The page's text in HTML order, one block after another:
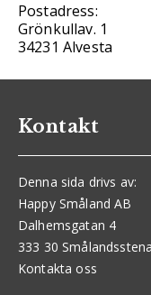
Postadress:
Grönkullav. 1
34231 Alvesta
Kontakt
Denna sida drivs av:
Happy Småland AB
Dalhemsgatan 4
333 30
Kontakta oss